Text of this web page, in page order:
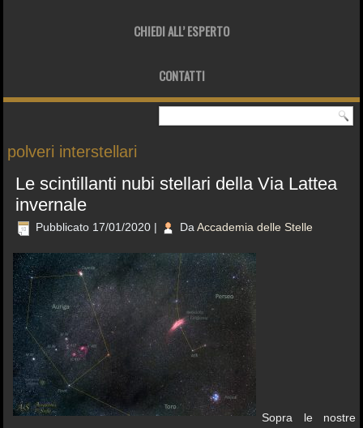
CHIEDI ALL’ ESPERTO
CONTATTI
polveri interstellari
Le scintillanti nubi stellari della Via Lattea
invernale
Pubblicato 17/01/2020 | Da Accademia delle Stelle
Sopra le nostre